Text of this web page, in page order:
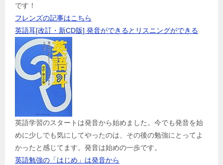
です！
フレンズの記事はこちら
英語耳[改訂・新CD版] 発音ができるとリスニングができる
英語学習のスタートは発音から始めました。今でも発音を始
めに少しでも気にしてやったのは、その後の勉強にとってよ
かったと感じてます。発音は始めの一歩です。
英語勉強の「はじめ」は発音から